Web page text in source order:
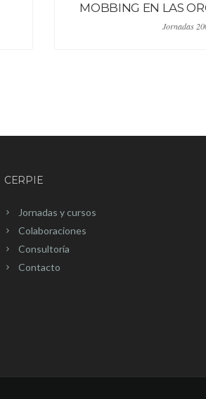
MOBBING EN LAS
Jornadas
CERPIE
Jornadas y cursos
Colaboraciones
Consultoría
Contacto